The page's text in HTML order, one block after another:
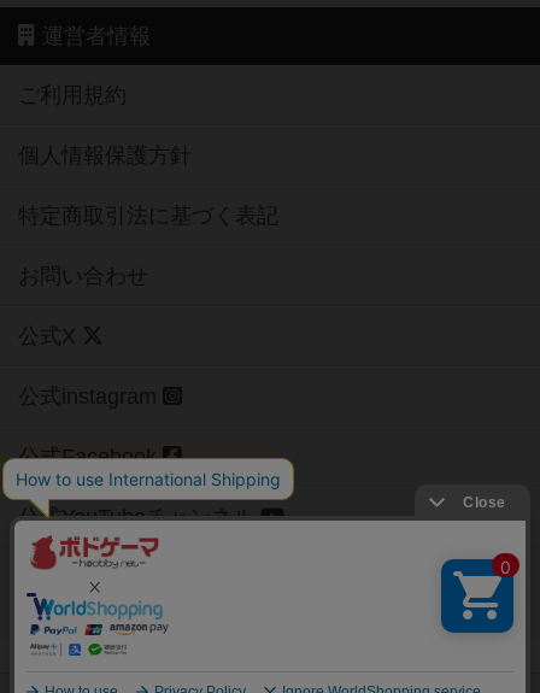
運営者情報
ご利用規約
個人情報保護方針
特定商取引法に基づく表記
お問い合わせ
公式X
公式instagram
公式Facebook
公式YouTubeチャンネル